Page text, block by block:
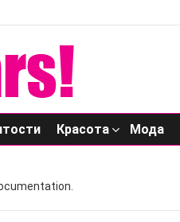
Красота Мода